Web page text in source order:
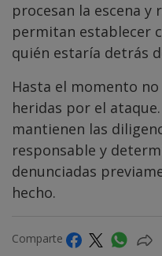
procesan la escena y
permitan establecer
quién estaría detrás
Hasta el momento
heridas por el
mantienen las
responsable y
denunciadas
hecho.
Comparte